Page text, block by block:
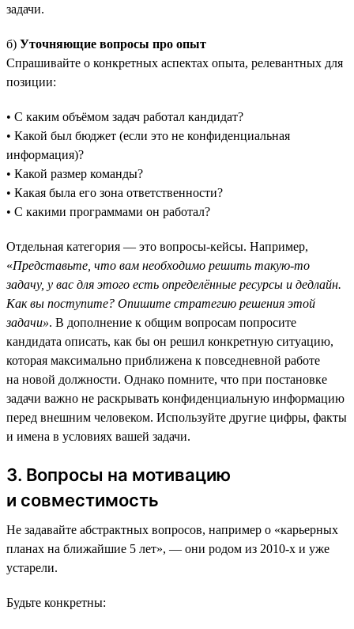
задачи.
б) Уточняющие вопросы про опыт
Спрашивайте о конкретных аспектах опыта, релевантных для
позиции:
• С каким объёмом задач работал кандидат?
• Какой был бюджет (если это не конфиденциальная
информация)?
• Какой размер команды?
• Какая была его зона ответственности?
• С какими программами он работал?
Отдельная категория — это вопросы-кейсы. Например,
«Представьте, что вам необходимо решить такую-то
задачу, у вас для этого есть определённые ресурсы и дедлайн.
Как вы поступите? Опишите стратегию решения этой
задачи». В дополнение к общим вопросам попросите
кандидата описать, как бы он решил конкретную ситуацию,
которая максимально приближена к повседневной работе
на новой должности. Однако помните, что при постановке
задачи важно не раскрывать конфиденциальную информацию
перед внешним человеком. Используйте другие цифры, факты
и имена в условиях вашей задачи.
3. Вопросы на мотивацию
и совместимость
Не задавайте абстрактных вопросов, например о «карьерных
планах на ближайшие 5 лет», — они родом из 2010-х и уже
устарели.
Будьте конкретны: